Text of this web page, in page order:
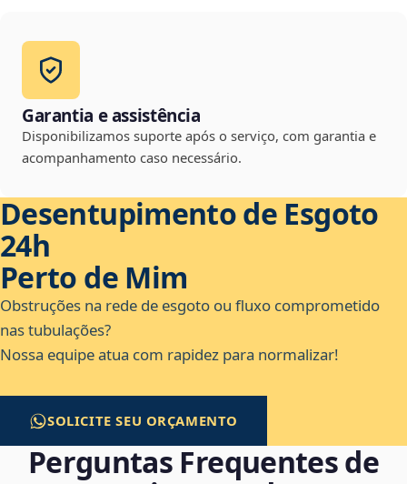
Garantia e assistência
Disponibilizamos suporte após o serviço, com garantia e
acompanhamento caso necessário.
Desentupimento de Esgoto
24h
Perto de Mim
Obstruções na rede de esgoto ou fluxo comprometido
nas tubulações?
Nossa equipe atua com rapidez para normalizar!
SOLICITE SEU ORÇAMENTO
Perguntas Frequentes de